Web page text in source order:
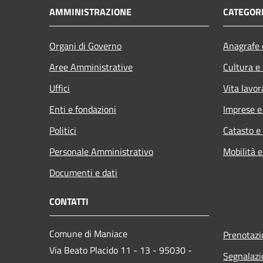
AMMINISTRAZIONE
Organi di Governo
Aree Amministrative
Uffici
Enti e fondazioni
Politici
Personale Amministrativo
Documenti e dati
Cultura
Vita
Imprese
Catasto
Mobilità
CONTATTI
Comune di Maniace
Via Beato Placido 11 - 13 - 95030 -